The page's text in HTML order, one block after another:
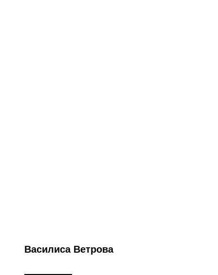
Василиса Ветрова